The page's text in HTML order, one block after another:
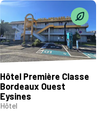
Hôtel Première Classe
Bordeaux Ouest
Eysines
Hôtel